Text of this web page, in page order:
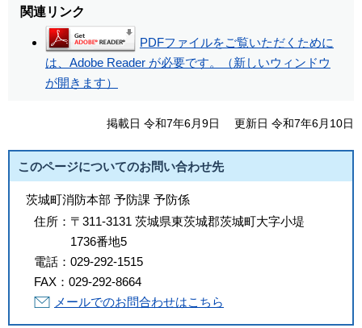
関連リンク
PDFファイルをご覧いただくために
は、Adobe Reader が必要です。（新しいウィンドウ
が開きます）
掲載日 令和7年6月9日 更新日 令和7年6月10日
このページについてのお問い合わせ先
茨城町消防本部 予防課 予防係
住所： 〒311-3131 茨城県東茨城郡茨城町大字小堤
1736番地5
電話： 029-292-1515
FAX： 029-292-8664
メールでのお問合わせはこちら